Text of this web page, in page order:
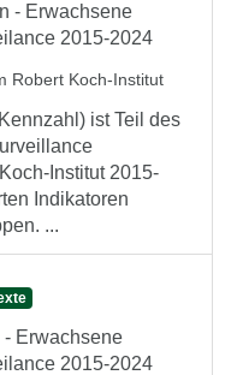
- Erwachsene
2015-2024
Robert Koch-Institut
ist Teil des
Institut 2015-
Indikatoren
...
Erwachsene
2015-2024